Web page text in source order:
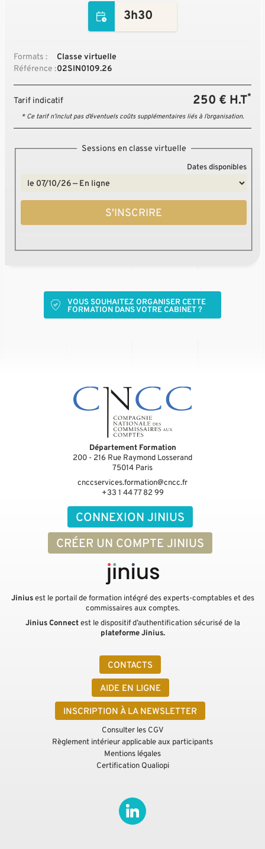
3h30
Formats :
Classe virtuelle
Référence :02SIN0109.26
Tarif indicatif 250 € H.T*
* Ce tarif n’inclut pas d’éventuels coûts supplémentaires liés à l’organisation.
Sessions en classe virtuelle
Dates disponibles
S'INSCRIRE
VOUS SOUHAITEZ ORGANISER CETTE
FORMATION DANS VOTRE CABINET ?
CONNEXION JINIUS
CRÉER UN COMPTE JINIUS
CONTACTS
AIDE EN LIGNE
INSCRIPTION À LA NEWSLETTER
Département Formation
200 - 216 Rue Raymond Losserand
75014 Paris
cnccservices.formation@cncc.fr
+33 1 44 77 82 99
Jiniusest le portail de formation intégré des experts-comptables et des
commissaires aux comptes.
Jinius Connectest le dispositif d’authentification sécurisé de la
plateforme Jinius.
Consulter les CGV
Règlement intérieur applicable aux participants
Mentions légales
Certification Qualiopi